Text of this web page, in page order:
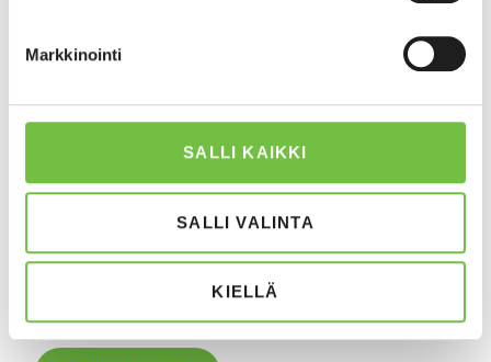
Markkinointi
SALLI KAIKKI
SALLI VALINTA
KIELLÄ
leikkipaikkoja. Teemme kattavasti myös muita viheralueiden
palvelumme tältä sivustolta.
OTA YHTEYTTÄ